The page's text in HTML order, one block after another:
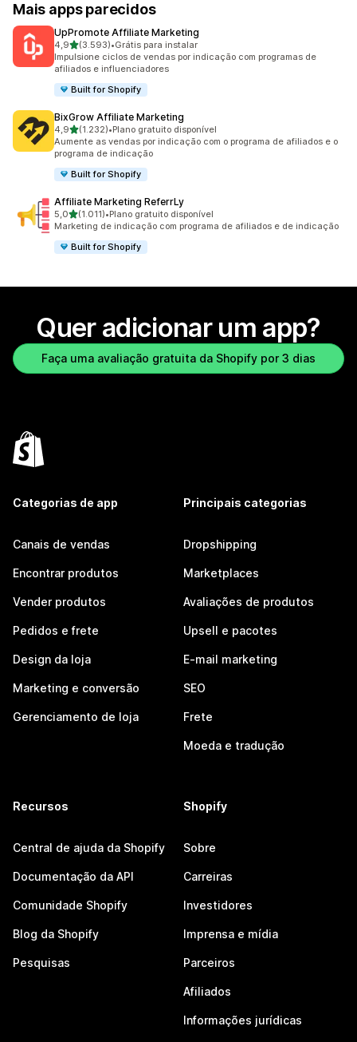
Mais apps parecidos
UpPromote Affiliate Marketing
4,9de 5 estrelas
(3.593)
3593 avaliações ao todo
•Grátis para instalar
Impulsione ciclos de vendas por indicação com programas de
afiliados e influenciadores
Built for Shopify
BixGrow Affiliate Marketing
4,9de 5 estrelas
(1.232)
1232 avaliações ao todo
•Plano gratuito disponível
Aumente as vendas por indicação com o programa de afiliados e o
programa de indicação
Built for Shopify
Affiliate Marketing ReferrLy
5,0de 5 estrelas
(1.011)
1011 avaliações ao todo
•Plano gratuito disponível
Marketing de indicação com programa de afiliados e de indicação
Built for Shopify
Quer adicionar um app?
Faça uma avaliação gratuita da Shopify por 3 dias
Categorias de app
Canais de vendas
Encontrar produtos
Vender produtos
Pedidos e frete
Design da loja
Marketing e conversão
Gerenciamento de loja
Principais categorias
Dropshipping
Marketplaces
Avaliações de produtos
Upsell e pacotes
E-mail marketing
SEO
Frete
Moeda e tradução
Recursos
Central de ajuda da Shopify
Documentação da API
Comunidade Shopify
Blog da Shopify
Pesquisas
Shopify
Sobre
Carreiras
Investidores
Imprensa e mídia
Parceiros
Afiliados
Informações jurídicas